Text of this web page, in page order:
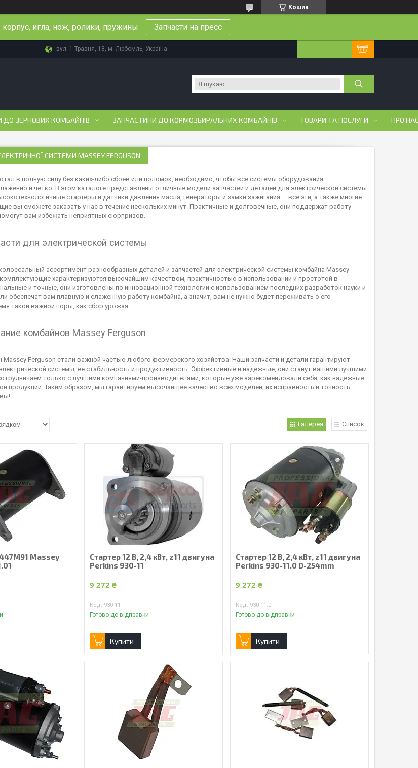
Кошик
корпус, игла, нож, ролики, пружины Запчасти на пресс
вул. 1 Травня, 18, м. Любомль, Україна
ДО ЗЕРНОВИХ КОМБАЙНІВ ЗАПЧАСТИНИ ДО КОРМОЗБИРАЛЬНИХ КОМБАЙНІВ ТОВАРИ ТА ПОСЛУГИ ПРО
СИСТЕМИ MASSEY FERGUSON
в полную силу без каких-либо сбоев или поломок, необходимо, чтобы все системы оборудования
и четко. В этом каталоге представлены отличные модели запчастей и деталей для электрической системы
стартеры и датчики давления масла, генераторы и замки зажигания — все эти, а также многие
вы сможете заказать у нас в течение нескольких минут. Практичные и долговечные, они поддержат работу
вам избежать неприятных сюрпризов.
для электрической системы
ассортимент разнообразных деталей и запчастей для электрической системы комбайна Massey
характеризуются высочайшим качеством, практичностью в использовании и простотой в
и точные, они изготовлены по инновационной технологии с использованием последних разработок науки и
обеспечат вам плавную и слаженную работу комбайна, а значит, вам не нужно будет переживать о его
такой важной поры, как сбор урожая.
комбайнов Massey Ferguson
Ferguson стали важной частью любого фермерского хозяйства. Наши запчасти и детали гарантируют
системы, ее стабильность и продуктивность. Эффективные и надежные, они станут вашими лучшими
только с лучшими компаниями-производителями, которые уже зарекомендовали себя, как надежные
продукции. Таким образом, мы гарантируем высочайшее качество всех моделей, их исправность и точность.
Галерея Список
Massey
Стартер 12 В, 2,4 кВт, z11 двигуна
Perkins 930-11
9 272 ₴
930-11
Готово до відправки
Купити
Стартер 12 В, 2,4 кВт, z11 двигуна
Perkins 930-11.0 D-254mm
9 272 ₴
930-11.0
Готово до відправки
Купити